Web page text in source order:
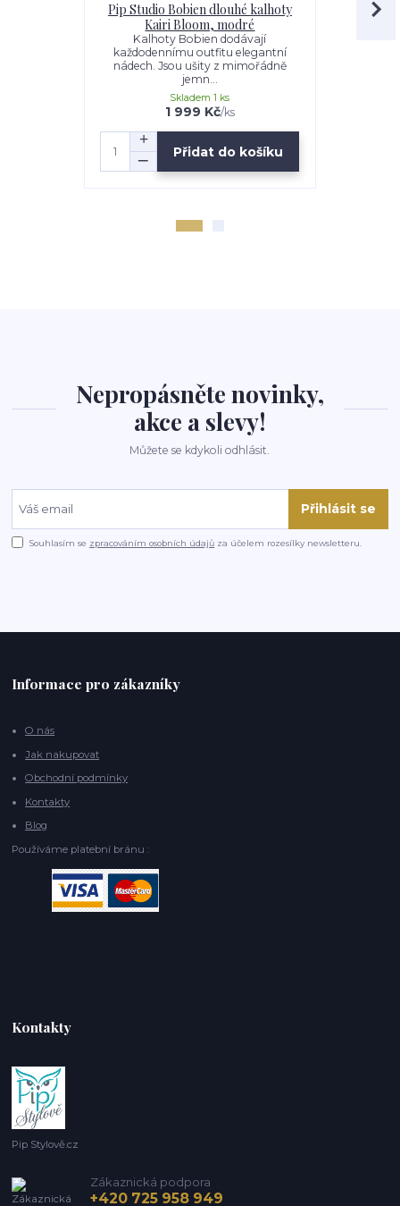
Pip Studio Bobien dlouhé kalhoty
Kairi Bloom, modré
Kalhoty Bobien dodávají
každodennímu outfitu elegantní
nádech. Jsou ušity z mimořádně
jemn...
1 999 Kč/ks
Skladem 1 ks
Přidat do košíku
Pip
Nepropásněte novinky,
akce a slevy!
Můžete se kdykoli odhlásit.
Přihlásit se
Souhlasím se zpracováním osobních údajů za účelem rozesílky newsletteru.
Informace pro zákazníky
O nás
Jak nakupovat
Obchodní podmínky
Kontakty
Blog
Používáme platební bránu :
Kontakty
Pip Stylově.cz
Zákaznická podpora
+420 725 958 949